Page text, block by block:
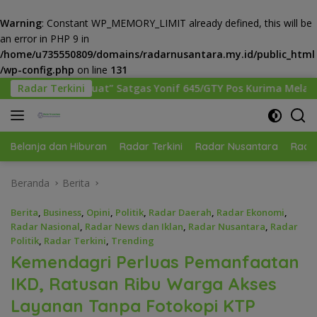
Warning: Constant WP_MEMORY_LIMIT already defined, this will be
an error in PHP 9 in
/home/u735550809/domains/radarnusantara.my.id/public_html
/wp-config.php on line 131
Langsung
ke
konten
Radar Terkini
Yonif 645/GTY Pos Kurima Melaksanakan Pelayanan
Belanja dan Hiburan Radar Terkini Radar Nusantara
Beranda Berita
Berita, Business, Opini, Politik, Radar Daerah, Radar Ekonomi,
Radar Nasional, Radar News dan Iklan, Radar Nusantara, Radar
Politik, Radar Terkini, Trending
Kemendagri Perluas Pemanfaatan
IKD, Ratusan Ribu Warga Akses
Layanan Tanpa Fotokopi KTP